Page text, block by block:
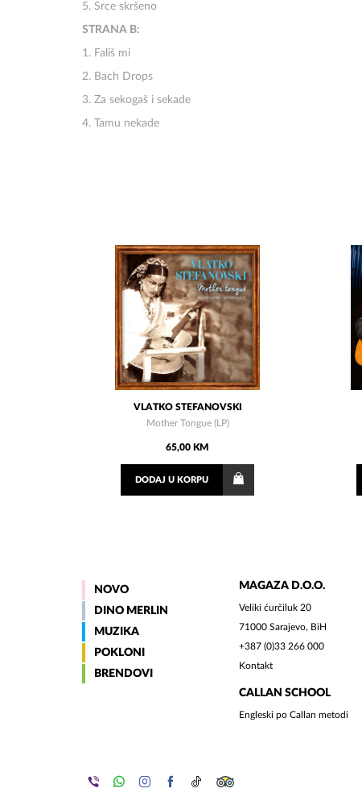
5. Srce skršeno
STRANA B:
1. Fališ mi
2. Bach Drops
3. Za sekogaš i sekade
4. Tamu nekade
VLATKO STEFANOVSKI
Mother Tongue (LP)
65,00 KM
DODAJ U KORPU
NOVO
DINO MERLIN
MUZIKA
POKLONI
BRENDOVI
MAGAZA D.O.O.
Veliki ćurčiluk 20
71000 Sarajevo, BiH
+387 (0)33 266 000
Kontakt
CALLAN SCHOOL
Engleski po Callan metodi